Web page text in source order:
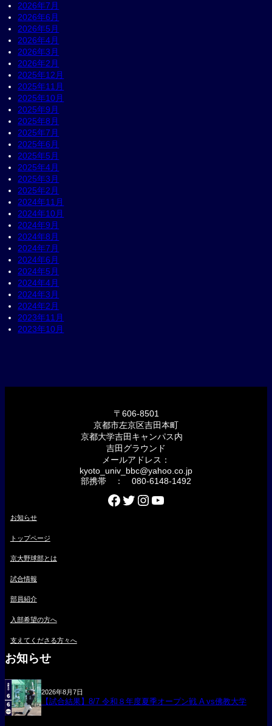
2026年7月
2026年6月
2026年5月
2026年4月
2026年3月
2026年2月
2025年12月
2025年11月
2025年10月
2025年9月
2025年8月
2025年7月
2025年6月
2025年5月
2025年4月
2025年3月
2025年2月
2024年11月
2024年10月
2024年9月
2024年8月
2024年7月
2024年6月
2024年5月
2024年4月
2024年3月
2024年2月
2023年11月
2023年10月
〒606-8501
京都市左京区吉田本町
京都大学吉田キャンパス内
吉田グラウンド
メールアドレス：
kyoto_univ_bbc@yahoo.co.jp
部携帯 ： 080-6148-1492
Facebook Twitter Instagram YouTube
お知らせ
トップページ
京大野球部とは
試合情報
部員紹介
入部希望の方へ
支えてくださる方々へ
お知らせ
2026年8月7日
【試合結果】8/7 令和８年度夏季オープン戦 A vs佛教大学